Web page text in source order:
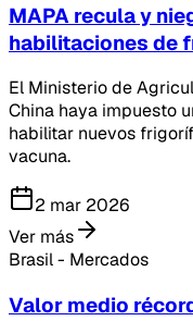
MAPA recula y
habilitaciones de
El Ministerio de
China haya impuesto
habilitar nuevos
vacuna.
2 mar 2026
Ver más
Brasil - Mercados
Valor medio